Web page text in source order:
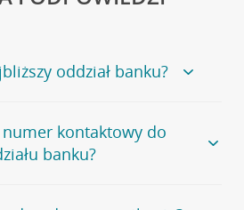
oddział banku?
banku, zapraszamy na
, na której znajduje się
numer kontaktowy do
banku?
udostępnia ogólnego numeru